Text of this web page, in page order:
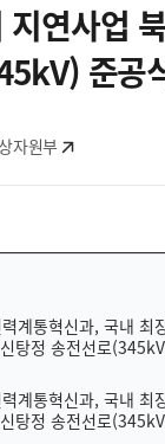
연사업
준공
자원부
계통혁신과, 국내 최
탕정 송전선로
계통혁신과, 국내 최
탕정 송전선로